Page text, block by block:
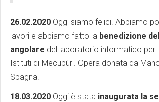
26.02.2020 Oggi siamo felici. Abbiamo
lavori e abbiamo fatto la benedizione
angolare del laboratorio informatico per
Istituti di Mecubúri. Opera donata da
Spagna.
18.03.2020 Oggi è stata inaugurata la